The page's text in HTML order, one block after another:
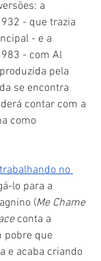
a
- que trazia
- e a
- com Al
pela
se encontra
contar com a
como
no
lo para a
(Me Chame
conta a
pobre que
e acaba criando